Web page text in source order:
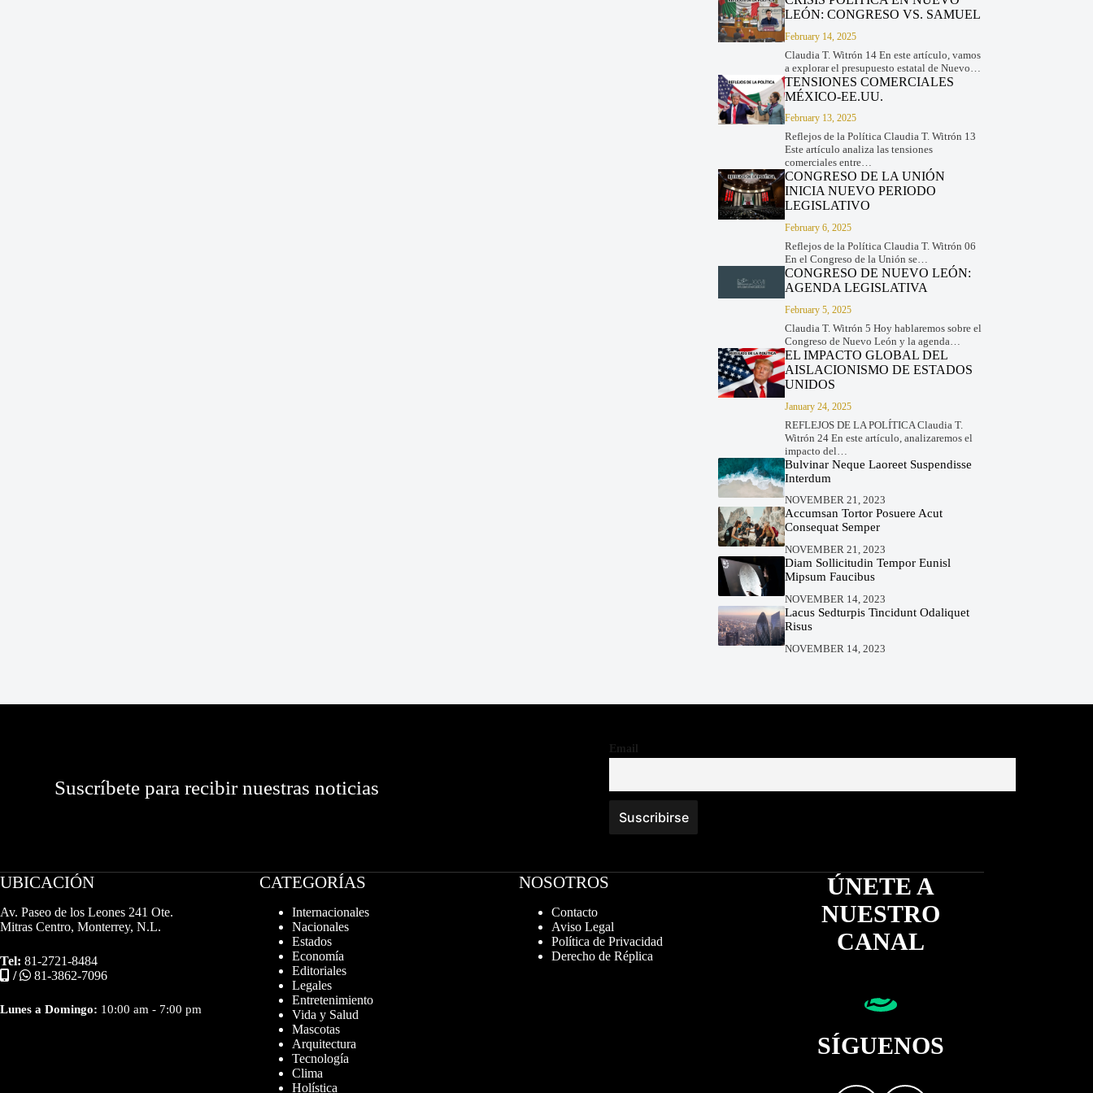
LEÓN: CONGRESO VS. SAMUEL
February 14, 2025
Claudia T. Witrón 14 En este artículo, vamos
a explorar el presupuesto estatal de Nuevo…
TENSIONES COMERCIALES
MÉXICO-EE.UU.
February 13, 2025
Reflejos de la Política Claudia T. Witrón 13
Este artículo analiza las tensiones
comerciales entre…
CONGRESO DE LA UNIÓN
INICIA NUEVO PERIODO
LEGISLATIVO
February 6, 2025
Reflejos de la Política Claudia T. Witrón 06
En el Congreso de la Unión se…
CONGRESO DE NUEVO LEÓN:
AGENDA LEGISLATIVA
February 5, 2025
Claudia T. Witrón 5 Hoy hablaremos sobre el
Congreso de Nuevo León y la agenda…
EL IMPACTO GLOBAL DEL
AISLACIONISMO DE ESTADOS
UNIDOS
January 24, 2025
REFLEJOS DE LA POLÍTICA Claudia T.
Witrón 24 En este artículo, analizaremos el
impacto del…
Bulvinar Neque Laoreet Suspendisse
Interdum
NOVEMBER 21, 2023
Accumsan Tortor Posuere Acut
Consequat Semper
NOVEMBER 21, 2023
Diam Sollicitudin Tempor Eunisl
Mipsum Faucibus
NOVEMBER 14, 2023
Lacus Sedturpis Tincidunt Odaliquet
Risus
NOVEMBER 14, 2023
Suscríbete para recibir nuestras noticias
Email
UBICACIÓN
Av. Paseo de los Leones 241 Ote.
Mitras Centro, Monterrey, N.L.
Tel: 81-2721-8484
/
81-3862-7096
Lunes a Domingo: 10:00 am - 7:00 pm
CATEGORÍAS
Internacionales
Nacionales
Estados
Economía
Editoriales
Legales
Entretenimiento
Vida y Salud
Mascotas
Arquitectura
Tecnología
Clima
Holística
NOSOTROS
Contacto
Aviso Legal
Política de Privacidad
Derecho de Réplica
ÚNETE A
NUESTRO
CANAL
SÍGUENOS